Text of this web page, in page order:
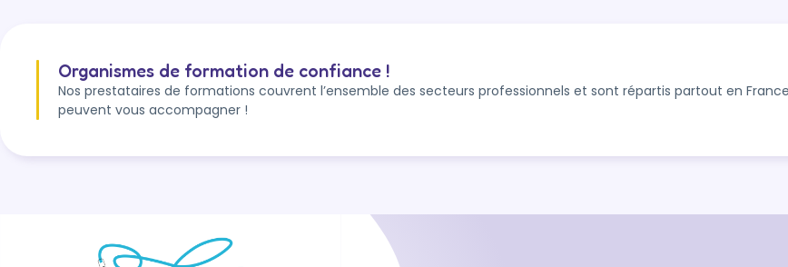
Organismes de formation de confiance !
Nos prestataires de formations couvrent l’ensemble des secteurs professionnels et sont répartis partout en
peuvent vous accompagner !